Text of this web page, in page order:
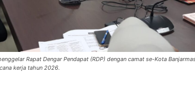
Rapat Dengar Pendapat (RDP) dengan camat se-Kota
kerja tahun 2026.